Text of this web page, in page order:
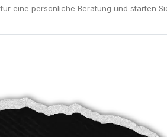
eine persönliche Beratung und starten